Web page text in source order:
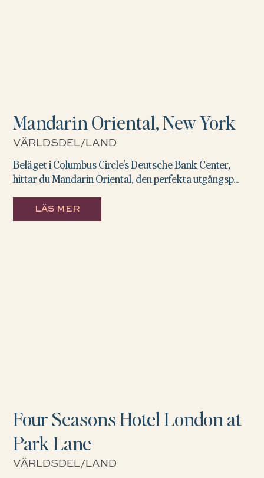
Mandarin Oriental, New York
VÄRLDSDEL/LAND
Beläget i Columbus Circle's Deutsche Bank Center,
hittar du Mandarin Oriental, den perfekta utgångsp...
LÄS MER
Four Seasons Hotel London at
Park Lane
VÄRLDSDEL/LAND